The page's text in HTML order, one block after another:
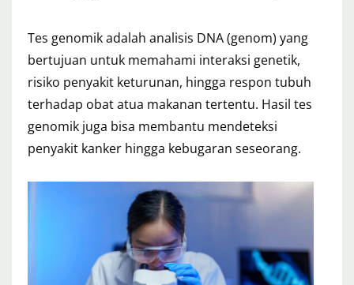
Tes genomik adalah analisis DNA (genom) yang
bertujuan untuk memahami interaksi genetik,
risiko penyakit keturunan, hingga respon tubuh
terhadap obat atua makanan tertentu. Hasil tes
genomik juga bisa membantu mendeteksi
penyakit kanker hingga kebugaran seseorang.